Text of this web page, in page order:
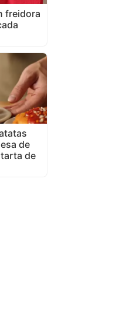
freidora
de
de